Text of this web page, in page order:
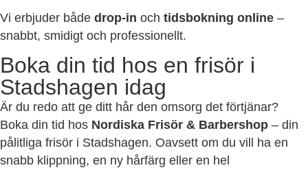
Vi erbjuder både drop-in och tidsbokning online –
snabbt, smidigt och professionellt.
Boka din tid hos en frisör i
Stadshagen idag
Är du redo att ge ditt hår den omsorg det förtjänar?
Boka din tid hos Nordiska Frisör & Barbershop – din
pålitliga frisör i Stadshagen. Oavsett om du vill ha en
snabb klippning, en ny hårfärg eller en hel